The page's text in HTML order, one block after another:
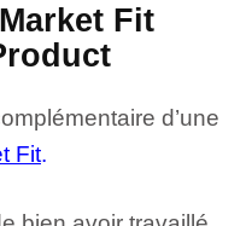
Fit
d’une
Fit.